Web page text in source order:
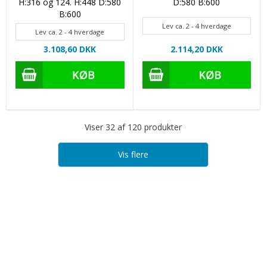
H:316 og 124. H:448 D:580
B:600
Lev ca. 2 - 4 hverdage
3.108,60 DKK
D:580 B:600
Lev ca. 2 - 4 hverdage
2.114,20 DKK
Viser 32 af 120 produkter
Vis flere